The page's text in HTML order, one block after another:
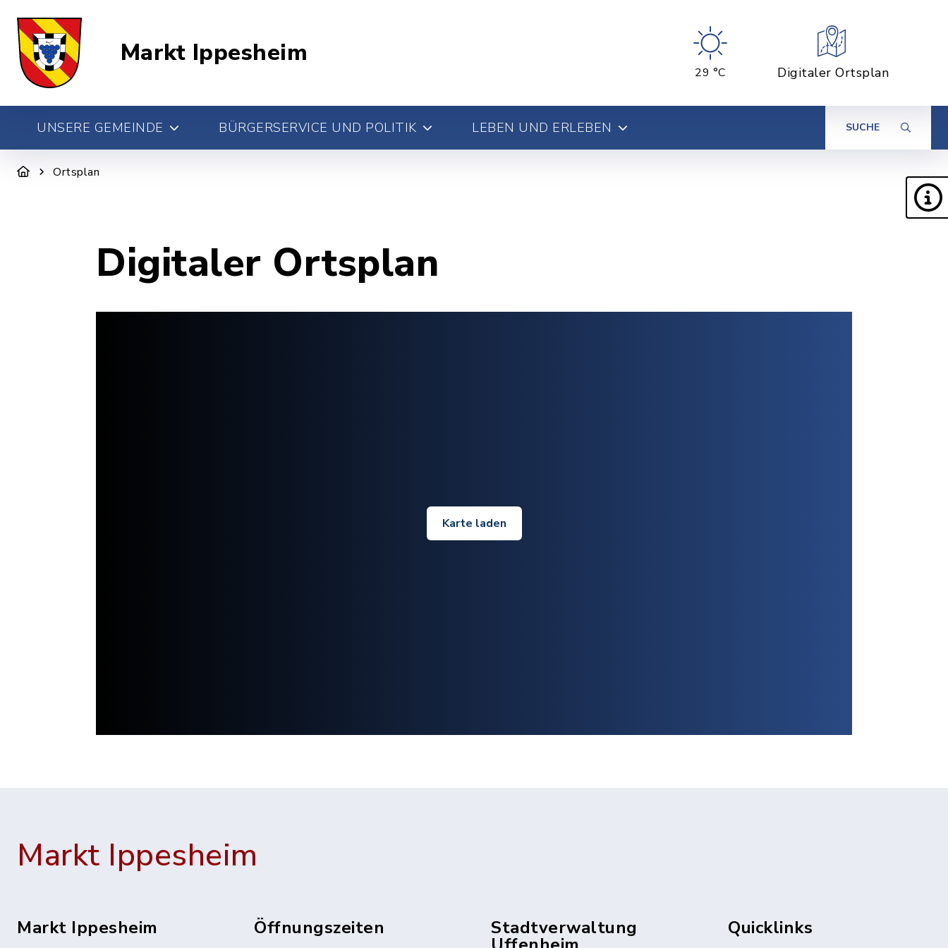
Markt Ippesheim
29 °C Digitaler Ortsplan
UNSERE GEMEINDE BÜRGERSERVICE UND POLITIK LEBEN UND ERLEBEN SUCHE
Ortsplan
Digitaler Ortsplan
Karte laden
Markt Ippesheim
Markt Ippesheim Öffnungszeiten Stadtverwaltung Quicklinks